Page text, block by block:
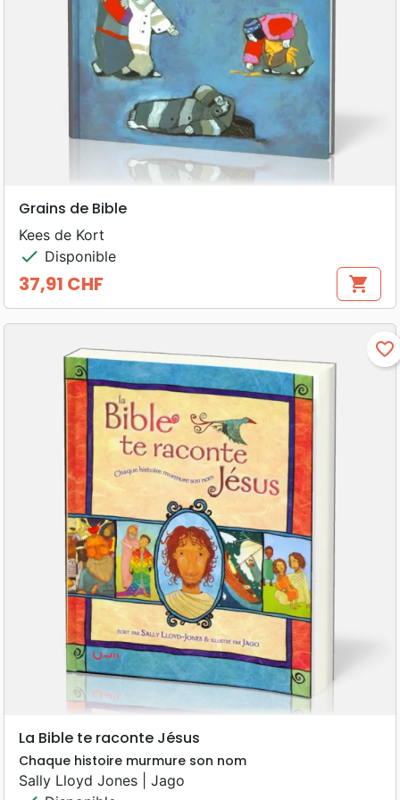
Grains de Bible
Kees de Kort
check Disponible
Prix
37,91 CHF shopping_cart
favorite_border
La Bible te raconte Jésus
Chaque histoire murmure son nom
Sally Lloyd Jones | Jago